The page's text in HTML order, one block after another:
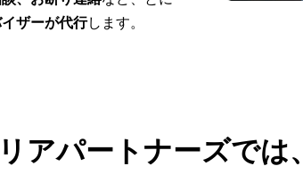
ザーが代行します。
アパートナーズでは、